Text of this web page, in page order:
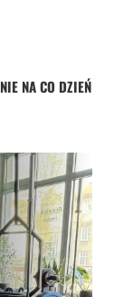
NA CO DZIEŃ